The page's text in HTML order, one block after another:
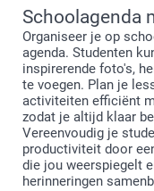
Schoolagenda
Organiseer je op
agenda. Studenten
inspirerende foto's,
te voegen. Plan je
activiteiten efficiënt
zodat je altijd klaar
Vereenvoudig je
productiviteit door
die jou weerspiegelt
herinneringen